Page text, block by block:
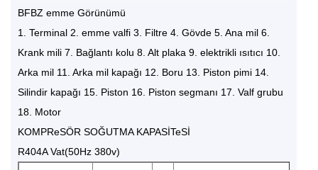
BFBZ emme Görünümü
1. Terminal 2. emme valfi 3. Filtre 4. Gövde 5. Ana mil 6.
Krank mili 7. Bağlantı kolu 8. Alt plaka 9. elektrikli ısıtıcı 10.
Arka mil 11. Arka mil kapağı 12. Boru 13. Piston pimi 14.
Silindir kapağı 15. Piston 16. Piston segmanı 17. Valf grubu
18. Motor
KOMPReSÖR SOĞUTMA KAPASİTeSİ
R404A Vat(50Hz 380v)